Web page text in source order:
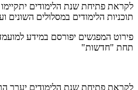
לקראת פתיחת שנת הלימודים
תוכניות הלימודים במסלולים השונים
פירוט המפגשים יפורסם במידע
תחת "חדשות"
לקראת פתיחת שנת הלימודים יערך